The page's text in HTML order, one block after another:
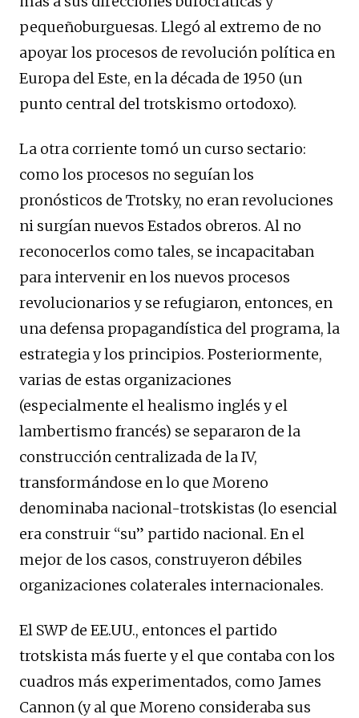
pequeñoburguesas. Llegó al extremo de no
apoyar los procesos de revolución política en
Europa del Este, en la década de 1950 (un
punto central del trotskismo ortodoxo).
La otra corriente tomó un curso sectario:
como los procesos no seguían los
pronósticos de Trotsky, no eran revoluciones
ni surgían nuevos Estados obreros. Al no
reconocerlos como tales, se incapacitaban
para intervenir en los nuevos procesos
revolucionarios y se refugiaron, entonces, en
una defensa propagandística del programa, la
estrategia y los principios. Posteriormente,
varias de estas organizaciones
(especialmente el healismo inglés y el
lambertismo francés) se separaron de la
construcción centralizada de la IV,
transformándose en lo que Moreno
denominaba nacional-trotskistas (lo esencial
era construir “su” partido nacional. En el
mejor de los casos, construyeron débiles
organizaciones colaterales internacionales.
El SWP de EE.UU., entonces el partido
trotskista más fuerte y el que contaba con los
cuadros más experimentados, como James
Cannon (y al que Moreno consideraba sus